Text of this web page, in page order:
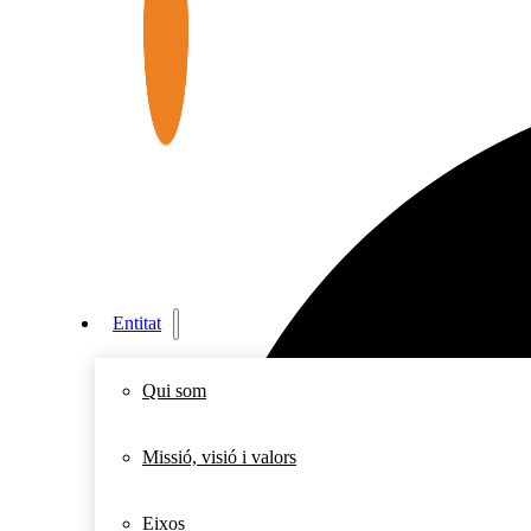
Entitat
Qui som
Missió, visió i valors
Eixos